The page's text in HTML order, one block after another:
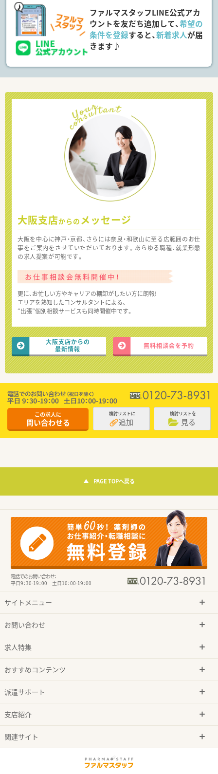
ファルマスタッフLINE公式アカ
ウントを友だち追加して、希望の
条件を登録すると、新着求人が届
きます♪
大阪支店からの メッセージ
大阪を中心に神戸・京都、さらには奈良・和歌山に至る広範囲のお仕
事をご案内をさせていただいております。あらゆる職種、就業形態
の求人提案が可能です。
お仕事相談会無料開催中！
更に、お忙しい方やキャリアの棚卸がしたい方に朗報!
エリアを熟知したコンサルタントによる、
“出張”個別相談サービスも同時開催中です。
大阪支店からの
最新情報
無料相談会を予約
この求人に
問い合わせる
検討リストに
追加
検討リストを
見る
PAGE TOPへ戻る
電話でのお問い合わせ：
平日9：30-19：00 土日10：00-19：00
サイトメニュー
お問い合わせ
求人特集
おすすめコンテンツ
派遣サポート
支店紹介
関連サイト